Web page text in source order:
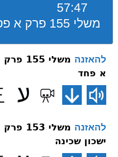
57:47
משלי 155 פרק א פסוק לג סוף פרק א פחד
להאזנה
משלי
א פחד
להאזנה
משלי
ישכון שכינה